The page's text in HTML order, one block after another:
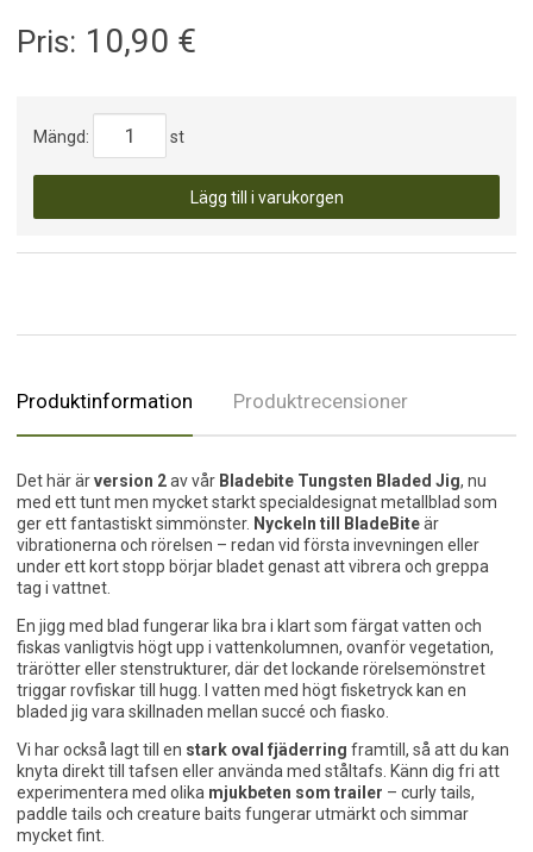
Pris: 10,90 €
Mängd: st
Lägg till i varukorgen
Produktinformation Produktrecensioner
Det här ärversion 2av vår Bladebite Tungsten Bladed Jig, nu
med ett tunt men mycket starkt specialdesignat metallblad som
ger ett fantastiskt simmönster. Nyckeln till BladeBiteär
vibrationerna och rörelsen – redan vid första invevningen eller
under ett kort stopp börjar bladet genast att vibrera och greppa
tag i vattnet.
En jigg med blad fungerar lika bra i klart som färgat vatten och
fiskas vanligtvis högt upp i vattenkolumnen, ovanför vegetation,
trärötter eller stenstrukturer, där det lockande rörelsemönstret
triggar rovfiskar till hugg. I vatten med högt fisketryck kan en
bladed jig vara skillnaden mellan succé och fiasko.
Vi har också lagt till en stark oval fjäderring framtill, så att du kan
knyta direkt till tafsen eller använda med ståltafs. Känn dig fri att
experimentera med olika mjukbeten som trailer – curly tails,
paddle tails och creature baits fungerar utmärkt och simmar
mycket fint.